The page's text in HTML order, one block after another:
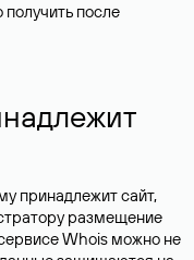
после
принадлежит сайт,
размещение
Whois можно не